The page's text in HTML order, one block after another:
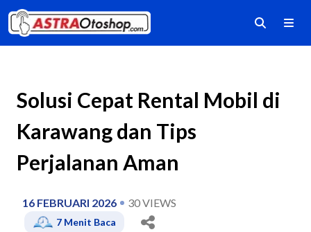
Solusi Cepat Rental Mobil di
Karawang dan Tips
Perjalanan Aman
16 FEBRUARI 2026 30VIEWS
7 Menit Baca